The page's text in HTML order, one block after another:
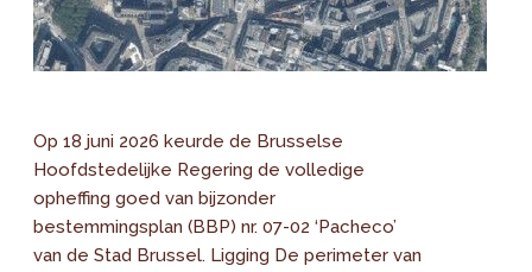
Op 18 juni 2026 keurde de Brusselse
Hoofdstedelijke Regering de volledige
opheffing goed van bijzonder
bestemmingsplan (BBP) nr. 07-02 ‘Pacheco’
van de Stad Brussel. Ligging De perimeter van